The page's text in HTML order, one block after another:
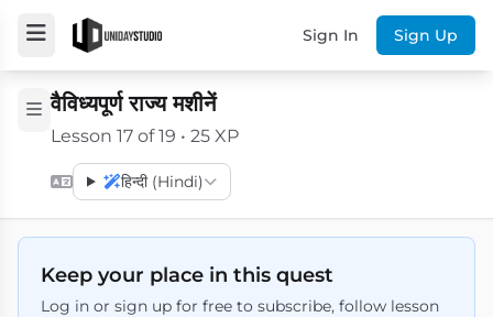
Sign In Sign Up
वैविध्यपूर्ण राज्य मशीनें
Lesson 17 of 19 • 25 XP
हिन्दी (Hindi)
Keep your place in this quest
Log in or sign up for free to subscribe, follow lesson